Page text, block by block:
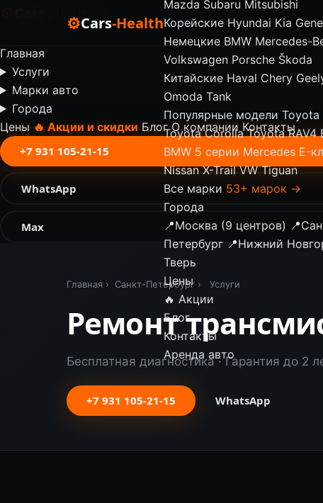
⚙Cars-Health
Mazda Subaru Mitsubishi
Корейские Hyundai Kia
Немецкие BMW Mercedes-
Volkswagen Porsche Škoda
Китайские Haval Chery
Omoda Tank
Популярные модели Toyota
Toyota Corolla Toyota RAV4
BMW 5 серии Mercedes E-
Nissan X-Trail VW Tiguan
Все марки 53+ марок →
Города
📍Москва (9 центров) 📍
Петербург 📍Нижний
Тверь
Цены
🔥 Акции
Блог
Контакты
Аренда авто
-Health
Главная
Услуги
Марки авто
Города
Цены 🔥 Акции и скидки Блог О компании Контакты
+7 931 105-21-15
WhatsApp
Max
Главная › Санкт-Петербург › Услуги
Ремонт
Бесплатная диагностика · Гарантия до 2
+7 931 105-21-15 WhatsApp